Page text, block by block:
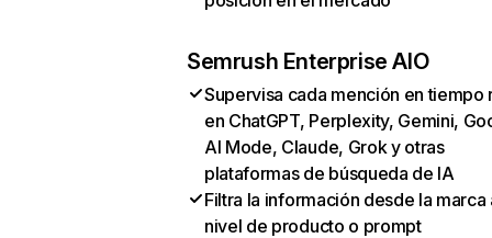
Semrush Enterprise AIO
Supervisa cada mención en tiempo
en ChatGPT, Perplexity, Gemini,
AI Mode, Claude, Grok y otras
plataformas de búsqueda de IA
Filtra la información desde la marca
nivel de producto o prompt